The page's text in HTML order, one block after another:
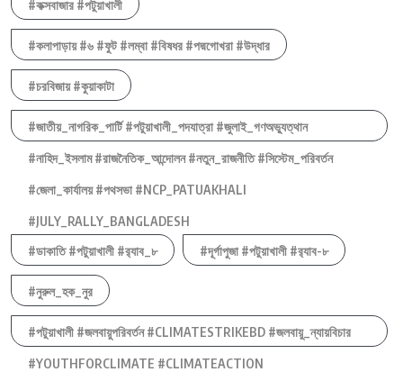
#কক্সবাজার #পটুয়াখালী
#কলাপাড়ায় #৬ #ফুট #লম্বা #বিষধর #পদ্মগোখরা #উদ্ধার
#চরবিজায় #কুয়াকাটা
#জাতীয়_নাগরিক_পার্টি #পটুয়াখালী_পদযাত্রা #জুলাই_গণঅভ্যুত্থান
#নাহিদ_ইসলাম #রাজনৈতিক_আন্দোলন #নতুন_রাজনীতি #সিস্টেম_পরিবর্তন
#জেলা_কার্যালয় #পথসভা #NCP_PATUAKHALI
#JULY_RALLY_BANGLADESH
#ডাকাতি #পটুয়াখালী #র‍্যাব_৮
#দূর্গাপুজা #পটুয়াখালী #র‍্যাব-৮
#নুরুল_হক_নুর
#পটুয়াখালী #জলবায়ুপরিবর্তন #CLIMATESTRIKEBD #জলবায়ু_ন্যায়বিচার
#YOUTHFORCLIMATE #CLIMATEACTION